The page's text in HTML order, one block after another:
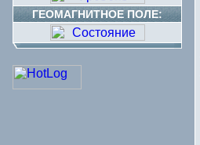
ГЕОМАГНИТНОЕ ПОЛЕ: